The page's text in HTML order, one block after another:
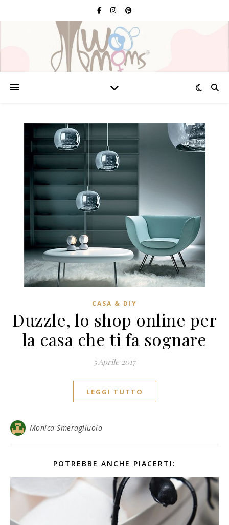
CASA & DIY
Duzzle, lo shop online per
la casa che ti fa sognare
5 Aprile 2017
LEGGI TUTTO
Monica Smeragliuolo
POTREBBE ANCHE PIACERTI: